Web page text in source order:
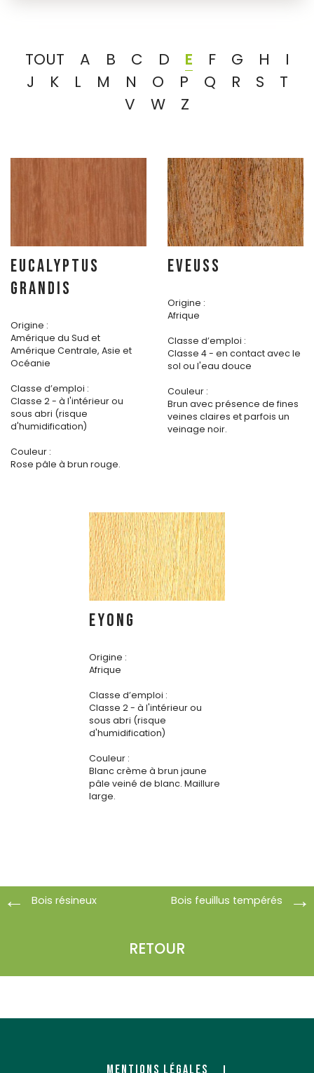
TOUT A B C D E F G H
I
J
K L M N O P Q R S
T
V
W Z
EUCALYPTUS
GRANDIS
Origine :
Amérique du Sud et
Amérique Centrale, Asie et
Océanie
Classe d’emploi :
Classe 2 - à l'intérieur ou
sous abri (risque
d'humidification)
Couleur :
Rose pâle à brun rouge.
EVEUSS
Origine :
Afrique
Classe d’emploi :
Classe 4 - en contact avec le
sol ou l'eau douce
Couleur :
Brun avec présence de fines
veines claires et parfois un
veinage noir.
EYONG
Origine :
Afrique
Classe d’emploi :
Classe 2 - à l'intérieur ou
sous abri (risque
d'humidification)
Couleur :
Blanc crème à brun jaune
pâle veiné de blanc. Maillure
large.
Bois résineux
RETOUR
Bois feuillus tempérés
MENTIONS LÉGALES